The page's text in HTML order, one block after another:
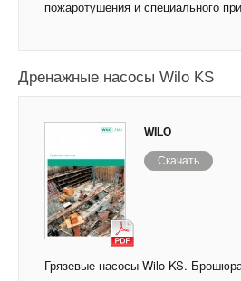
пожаротушения и специального
Дренажные насосы Wilo KS
WILO
Скачать
Грязевые насосы Wilo KS.